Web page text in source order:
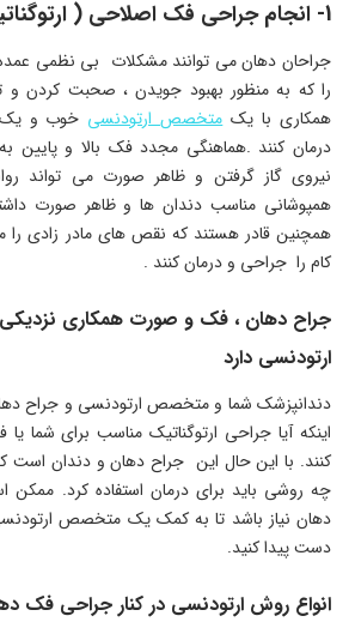
1- انجام جراحی فک اصلاحی ( ارتوگناتیک )
جراحان دهان می توانند مشکلات بی نظمی
را که به منظور بهبود جویدن ، صحبت کردن
همکاری با یکمتخصص ارتودنسی خوب و یک
درمان کنند .هماهنگی مجدد فک بالا و پایین
نیروی گاز گرفتن و ظاهر صورت می تواند
همپوشانی مناسب دندان ها و ظاهر صورت
همچنین قادر هستند که نقص های مادر زادی
کام را جراحی و درمان کنند .
جراح دهان ، فک و صورت همکاری
ارتودنسی دارد
دندانپزشک شما و متخصص ارتودنسی و جراح
اینکه آیا جراحی ارتوگناتیک مناسب برای شما
کنند. با این حال این جراح دهان و دندان است
چه روشی باید برای درمان استفاده کرد.
دهان نیاز باشد تا به کمک یک متخصص
دست پیدا کنید.
انواع روش ارتودنسی در کنار جراحی فک